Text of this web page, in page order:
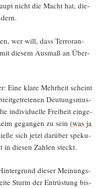
nicht die Macht hat, die­
wer will, dass Ter­ror­an­
die­sem Aus­maß an Über­
Eine kla­re Mehr­heit scheint
Deu­tungs­mus­
indi­vi­du­el­le Frei­heit ein­ge­
gegan­gen zu sein (was ja
sich jetzt dar­über spe­ku­
die­sen Zah­len steckt.
die­ser Mei­nungs­
Sturm der Ent­rüs­tung bis­